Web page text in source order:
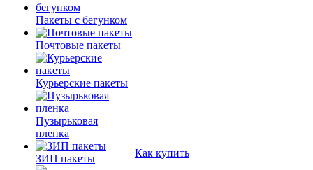
Пакеты с бегунком
Почтовые пакеты
Курьерские пакеты
Пузырьковая
пленка
ЗИП пакеты
Как купить